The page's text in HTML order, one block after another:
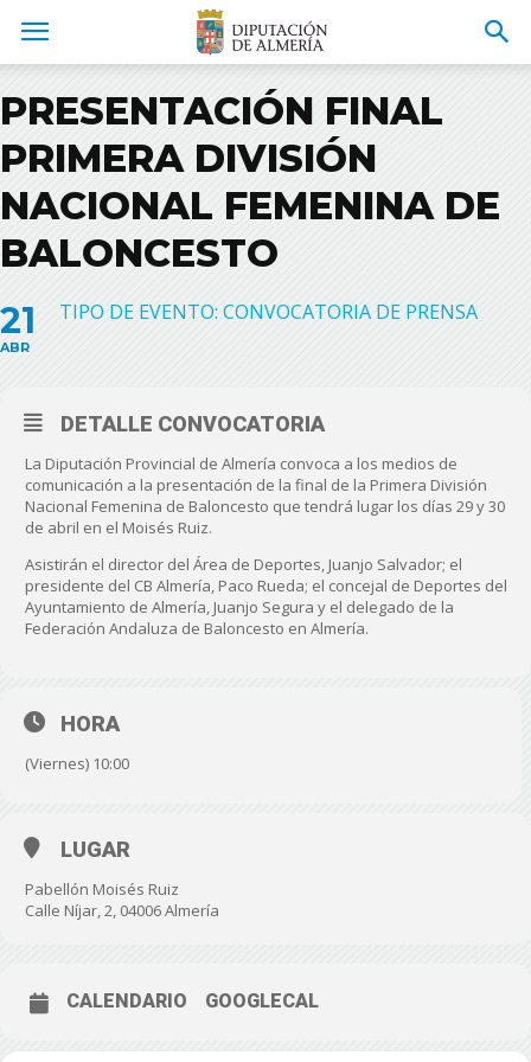
PRESENTACIÓN FINAL
PRIMERA DIVISIÓN
NACIONAL FEMENINA DE
BALONCESTO
21
ABR
TIPO DE EVENTO: CONVOCATORIA DE PRENSA
DETALLE CONVOCATORIA
La Diputación Provincial de Almería convoca a los medios de
comunicación a la presentación de la final de la Primera División
Nacional Femenina de Baloncesto que tendrá lugar los días 29 y 30
de abril en el Moisés Ruiz.
Asistirán el director del Área de Deportes, Juanjo Salvador; el
presidente del CB Almería, Paco Rueda; el concejal de Deportes del
Ayuntamiento de Almería, Juanjo Segura y el delegado de la
Federación Andaluza de Baloncesto en Almería.
HORA
(Viernes) 10:00
LUGAR
Pabellón Moisés Ruiz
Calle Níjar, 2, 04006 Almería
CALENDARIO GOOGLECAL